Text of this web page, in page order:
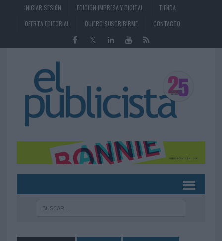
INICIAR SESIÓN EDICIÓN IMPRESA Y DIGITAL
TIENDA
OFERTA EDITORIAL
QUIERO SUSCRIBIRME CONTACTO